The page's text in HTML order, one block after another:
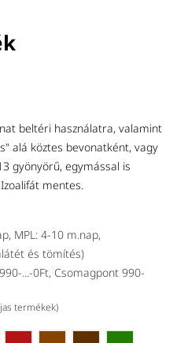
beltéri használatra, valamint
alá köztes bevonatként, vagy
gyönyörű, egymással is
mentes.
MPL: 4-10 m.nap,
és tömítés)
...-0Ft, Csomagpont 990-
termékek)